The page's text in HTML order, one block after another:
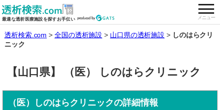
最適な透析医療施設を探すお手伝い メニュー
全国の透析施設を検索する
透析検索.com 全国の透析施設 山口県の透析施設
しのはらクリ
ニック
【山口県】 （医） しのはらクリニック
（医）しのはらクリニックの詳細情報